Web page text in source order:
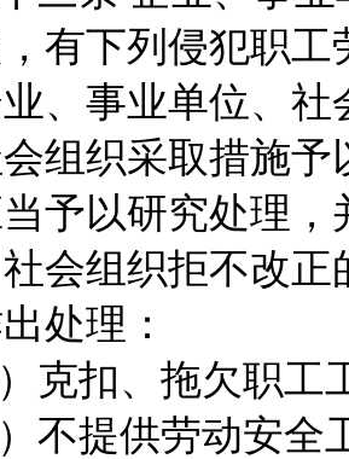
有下列侵犯职
、事业单位、
组织采取措施
予以研究处理
会组织拒不改
处理：
）克扣、拖欠职工
）不提供劳动安全